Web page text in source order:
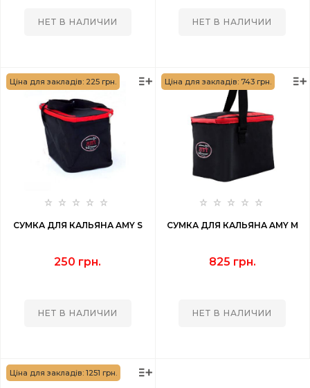
НЕТ В НАЛИЧИИ НЕТ В НАЛИЧИИ
Ціна для закладів: 225 грн.
СУМКА ДЛЯ КАЛЬЯНА AMY S
250 грн.
НЕТ В НАЛИЧИИ
Ціна для закладів: 743 грн.
СУМКА ДЛЯ КАЛЬЯНА AMY M
825 грн.
НЕТ В НАЛИЧИИ
Ціна для закладів: 1251 грн.